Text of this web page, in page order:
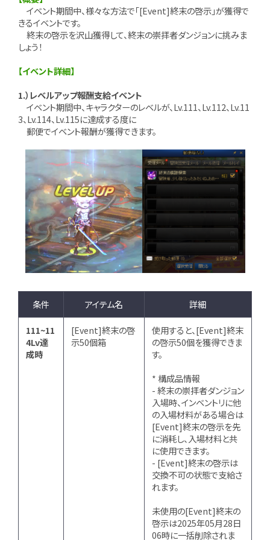
イベント期間中、様々な方法で「[Event]終末の啓示」が獲得で
きるイベントです。
終末の啓示を沢山獲得して、終末の崇拝者ダンジョンに挑みま
しょう！
【イベント詳細】
1.）レベルアップ報酬支給イベント
イベント期間中、キャラクターのレベルが、Lv.111、Lv.112、Lv.11
3、Lv.114、Lv.115に達成する度に
郵便でイベント報酬が獲得できます。
条件 アイテム名 詳細
111~11
4Lv達
成時
[Event]終末の啓
示50個箱
使用すると、[Event]終末
の啓示50個を獲得できま
す。
* 構成品情報
- 終末の崇拝者ダンジョン
入場時、インベントリに他
の入場材料がある場合は
[Event]終末の啓示を先
に消耗し、入場材料と共
に使用できます。
- [Event]終末の啓示は
交換不可の状態で支給さ
れます。
未使用の[Event]終末の
啓示は2025年05月28日
06時に一括削除されま